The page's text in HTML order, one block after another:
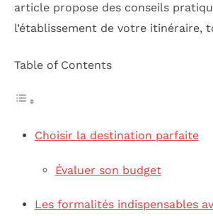
article propose des conseils
l’établissement de votre
Table of Contents
Choisir la destination parfaite
Évaluer son budget
Les formalités indispensables